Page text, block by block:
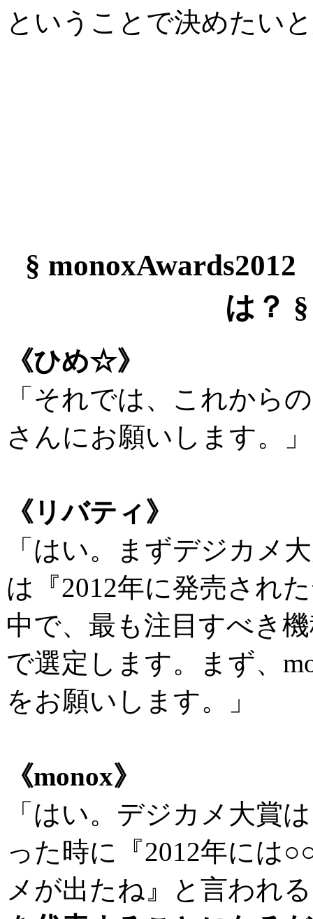
ということで決めたい
§
は？ §
《ひめ☆》
「それでは、これから
さんにお願いします。」
《リバティ》
「はい。まずデジカメ
は『2012年に発売され
中で、最も注目すべき
で選定します。まず、
をお願いします。」
《monox》
「はい。デジカメ大賞
った時に『2012年には
メが出たね』と言われ